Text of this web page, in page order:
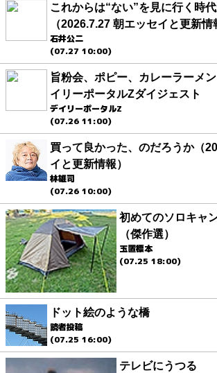
これからは“ない”を見に行く時
（2026.7.27 朝エッセイと更新情
石井公二
(07.27 10:00)
旨粉会、ポピー、カレーラーメ
イリーポータルZダイジェスト
デイリーポータルZ
(07.26 11:00)
買って良かった、のだろうか（
イと更新情報）
林雄司
(07.26 10:00)
初めてのソロキャ
（傑作選）
玉置標本
(07.25 18:00)
ドット絵のような橋
読者投稿
(07.25 16:00)
テレビにうつる